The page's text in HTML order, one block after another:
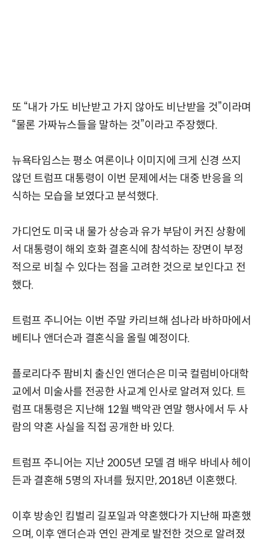
또 “내가 가도 비난받고 가지 않아도 비난받을 것”이라며
“물론 가짜뉴스들을 말하는 것”이라고 주장했다.
뉴욕타임스는 평소 여론이나 이미지에 크게 신경 쓰지
않던 트럼프 대통령이 이번 문제에서는 대중 반응을 의
식하는 모습을 보였다고 분석했다.
가디언도 미국 내 물가 상승과 유가 부담이 커진 상황에
서 대통령이 해외 호화 결혼식에 참석하는 장면이 부정
적으로 비칠 수 있다는 점을 고려한 것으로 보인다고 전
했다.
트럼프 주니어는 이번 주말 카리브해 섬나라 바하마에서
베티나 앤더슨과 결혼식을 올릴 예정이다.
플로리다주 팜비치 출신인 앤더슨은 미국 컬럼비아대학
교에서 미술사를 전공한 사교계 인사로 알려져 있다. 트
럼프 대통령은 지난해 12월 백악관 연말 행사에서 두 사
람의 약혼 사실을 직접 공개한 바 있다.
트럼프 주니어는 지난 2005년 모델 겸 배우 바네사 헤이
든과 결혼해 5명의 자녀를 뒀지만, 2018년 이혼했다.
이후 방송인 킴벌리 길포일과 약혼했다가 지난해 파혼했
으며, 이후 앤더슨과 연인 관계로 발전한 것으로 알려졌